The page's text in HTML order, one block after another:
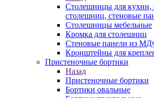
Столешницы для кухни,
столешниц, стеновые
Столешницы мебельные
Кромка для столешниц
Стеновые панели из
Кронштейны для
Пристеночные бортики
Назад
Пристеночные бортики
Бортики овальные